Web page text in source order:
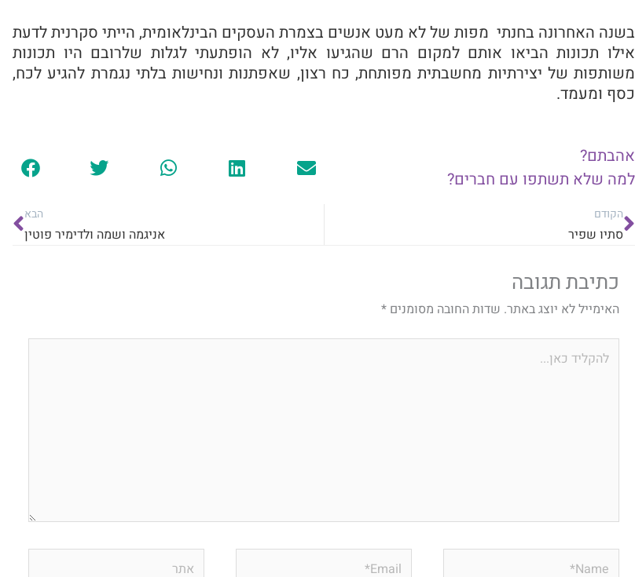
בשנה האחרונה בחנתי מפות של לא מעט אנשים בצמרת העסקים הבינלאומית, הייתי סקרנית לדעת
אילו תכונות הביאו אותם למקום הרם שהגיעו אליו, לא הופתעתי לגלות שלרובם היו תכונות
משותפות של יצירתיות מחשבתית מפותחת, כח רצון, שאפתנות ונחישות בלתי נגמרת להגיע לכח,
כסף ומעמד.
אהבתם?
למה שלא תשתפו עם חברים?
קודם
הקודם
סתיו שפיר
הבא
אניגמה ושמה ולדימיר פוטין
הבא
כתיבת תגובה
האימייל לא יוצג באתר. שדות החובה מסומנים *
כאן...